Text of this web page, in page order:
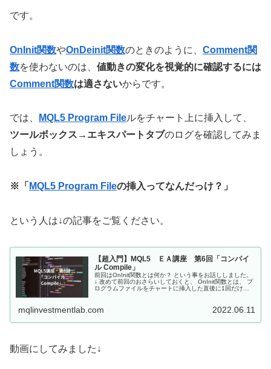
です。
OnInit関数やOnDeinit関数のときのように、 Comment関
数を使わないのは、 値動きの変化を視覚的に確認するには
Comment関数は適さないからです。
では、 MQL5 Program Fileルをチャート上に挿入して、
ツールボックス→エキスパートタブのログを確認してみま
しょう。
※「 MQL5 Program Fileの挿入ってなんだっけ？」
という人は↓の記事をご覧ください。
【超入門】MQL5 ＥＡ講座 第6回「コンパイ
ル Compile」
前回はOnInit関数とは何か？ という事をお話ししました。
↓ 改めて前回のおさらいしておくと、 OnInit関数とは、 プ
ログラムファイルをチャートに挿入した直後に1回だけ、
mqlinvestmentlab.com 2022.06.11
動画にしてみました↓